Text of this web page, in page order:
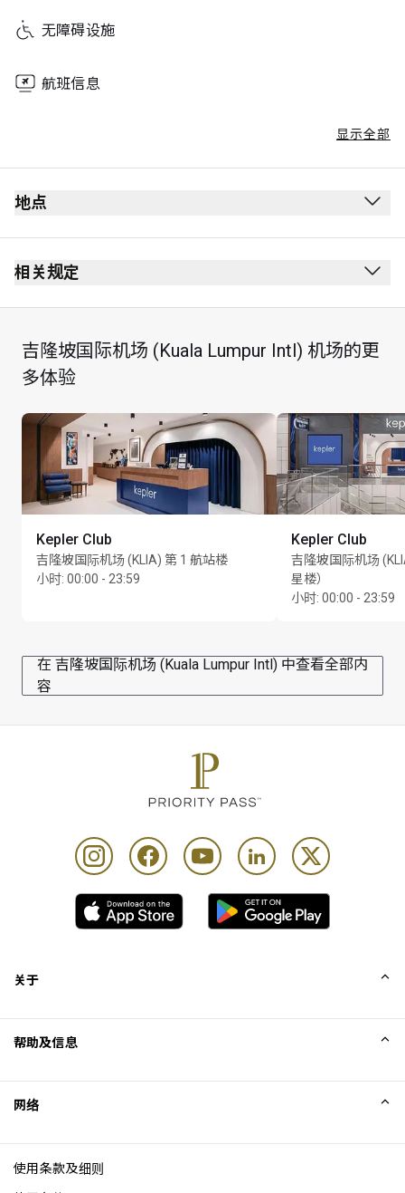
无障碍设施
航班信息
显示全部
地点
相关规定
最长逗留时间：3 小时
每位持卡人最多可携同 Unlimited 位同行宾客
吉隆坡国际机场 (Kuala Lumpur Intl) 机场的更
多体验
Kepler Club
吉隆坡国际机场 (KLIA) 第 1 航站楼
小时: 00:00 - 23:59
Kepler Club
吉隆坡国际机场
星楼）
小时: 00:00 - 23:59
在 吉隆坡国际机场 (Kuala Lumpur Intl) 中查看全部内
容
关于
Excellence Awards
博客
帮助及信息
网络
使用条款及细则